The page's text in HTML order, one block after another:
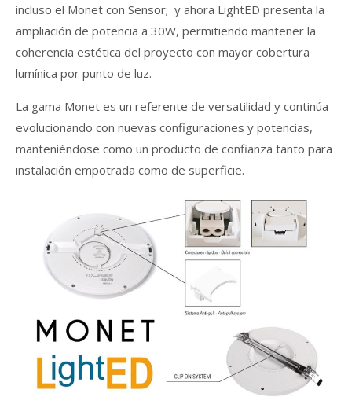
incluso el Monet con Sensor; y ahora LightED presenta la
ampliación de potencia a 30W, permitiendo mantener la
coherencia estética del proyecto con mayor cobertura
lumínica por punto de luz.
La gama Monet es un referente de versatilidad y continúa
evolucionando con nuevas configuraciones y potencias,
manteniéndose como un producto de confianza tanto para
instalación empotrada como de superficie.